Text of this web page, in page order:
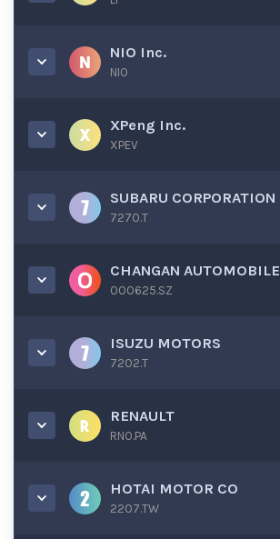
NIO Inc.
NIO
XPeng Inc.
XPEV
SUBARU CORPORATION
7270.T
CHANGAN AUTOMOBILE
000625.SZ
ISUZU MOTORS
7202.T
RENAULT
RNO.PA
HOTAI MOTOR CO
2207.TW